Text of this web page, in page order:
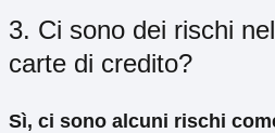
3. Ci sono dei rischi
carte di credito?
Sì, ci sono alcuni rischi